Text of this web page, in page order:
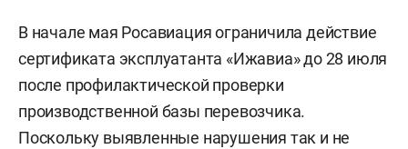
В начале мая Росавиация ограничила действие
сертификата эксплуатанта «Ижавиа» до 28 июля
после профилактической проверки
производственной базы перевозчика.
Поскольку выявленные нарушения так и не